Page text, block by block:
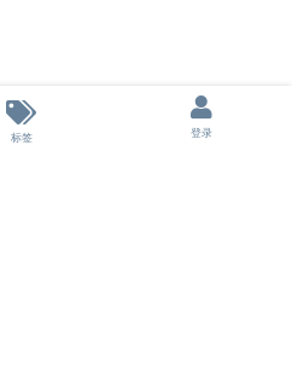
标签 登录